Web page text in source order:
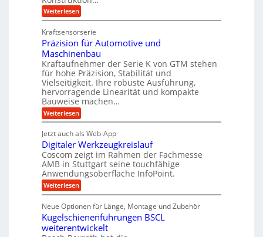
l
e
c
e
w
i
n
d
e
t
r
i
e
b
e
f
ü
r
r
a
e
U
m
t
z
n
d
A
u
f
t
r
a
g
s
e
i
n
g
a
n
g
t
s
l
o
s
e
,
w
e
n
i
g
e
r
S
t
e
l
e
n
Weiterlesen:
Z
h
n
s
t
a
n
g
e
n
g
e
t
r
i
e
b
e
f
ü
r
r
ä
i
Kraftsensorserie
Präzision für Automotive und
Maschinenbau
Kraftaufnehmer der Serie K von GTM stehen
für hohe Präzision, Stabilität und
Vielseitigkeit. Ihre robuste Ausführung,
hervorragende Linearität und kompakte
Bauweise machen…
Weiterlesen:
P
ä
z
i
s
i
o
n
f
r
A
u
Jetzt auch als Web-App
Digitaler Werkzeugkreislauf
Coscom zeigt im Rahmen der Fachmesse
AMB in Stuttgart seine touchfähige
Anwendungsoberfläche InfoPoint.
Weiterlesen:
D
g
i
t
a
Neue Optionen für Länge, Montage und Zubehör
Kugelschienenführungen BSCL
weiterentwickelt